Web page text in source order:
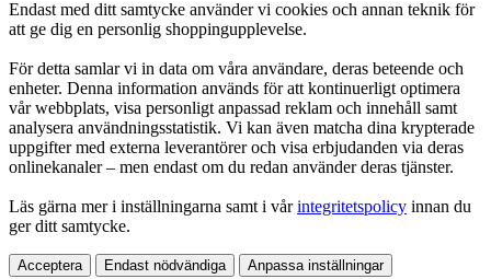
Endast med ditt samtycke använder vi cookies och annan teknik för
att ge dig en personlig shoppingupplevelse.
För detta samlar vi in data om våra användare, deras beteende och
enheter. Denna information används för att kontinuerligt optimera
vår webbplats, visa personligt anpassad reklam och innehåll samt
analysera användningsstatistik. Vi kan även matcha dina krypterade
uppgifter med externa leverantörer och visa erbjudanden via deras
onlinekanaler – men endast om du redan använder deras tjänster.
Läs gärna mer i inställningarna samt i vårintegritetspolicy innan du
ger ditt samtycke.
Acceptera Endast nödvändiga Anpassa inställningar